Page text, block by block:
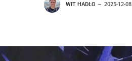
WIT HADŁO 2025-12-08